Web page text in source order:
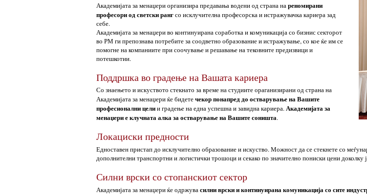
Академијата за менаџери организира предавања водени од страна нареномирани
професори од светски рангсо исклучителна професорска и истражувачка кариера зад
себе.
Академијата за менаџери во континуирана соработка и комуникација со бизнис секторот
во РМ ги препознава потребите за соодветно образование и истражување, со кое ќе им се
помогне на компаниите при соочување и решавање на тековните предизвици и
потешкотии.
Поддршка во градење на Вашата кариера
Со знаењето и искуството стекнато за време на студиите ораганизирани од страна на
Академијата за менаџери ќе бидетечекор понапред до остварување на Вашите
професионални целии градење на една успешна и завидна кариера.Академијата за
менаџери е клучната алка за остварување на Вашите соништа.
Локациски предности
Едноставен пристап до исклучително образование и искуство. Можност да се стекнете со
дополнителни транспортни и логистички трошоци и секако по значително пониски цени доколку
Силни врски со стопанскиот сектор
Академијата за менаџери ќе одржувасилни врски и континуирана комуникација со сите